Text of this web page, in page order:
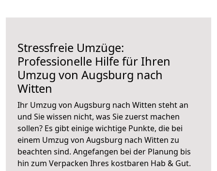
Stressfreie Umzüge:
Professionelle Hilfe für Ihren
Umzug von Augsburg nach
Witten
Ihr Umzug von Augsburg nach Witten steht an
und Sie wissen nicht, was Sie zuerst machen
sollen? Es gibt einige wichtige Punkte, die bei
einem Umzug von Augsburg nach Witten zu
beachten sind. Angefangen bei der Planung bis
hin zum Verpacken Ihres kostbaren Hab & Gut.